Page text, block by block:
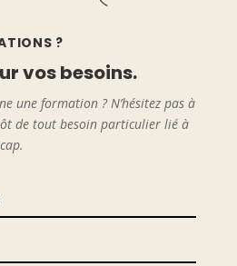
?
vos besoins.
une formation ? N’hésitez pas à
de tout besoin particulier lié à